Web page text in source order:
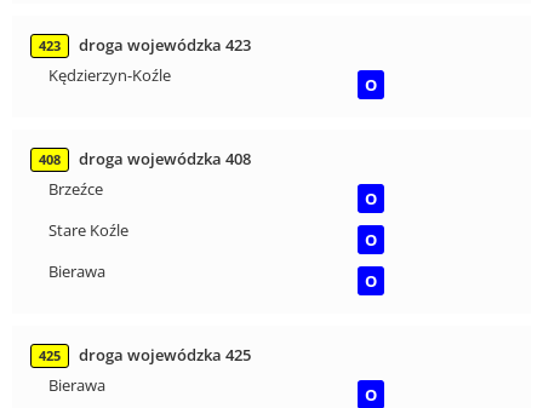
423
droga wojewódzka 423
Kędzierzyn-Koźle
O
408
droga wojewódzka 408
Brzeźce
O
Stare Koźle
O
Bierawa
O
425
droga wojewódzka 425
Bierawa
O